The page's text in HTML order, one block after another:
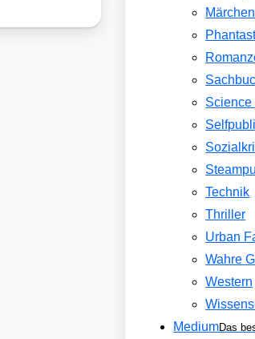
Märchen
Science
Technik
Thriller
Urban
Wahre
Western
MediumDas